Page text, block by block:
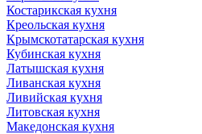
Костарикская кухня
Креольская кухня
Крымскотатарская кухня
Кубинская кухня
Латышская кухня
Ливанская кухня
Ливийская кухня
Литовская кухня
Македонская кухня